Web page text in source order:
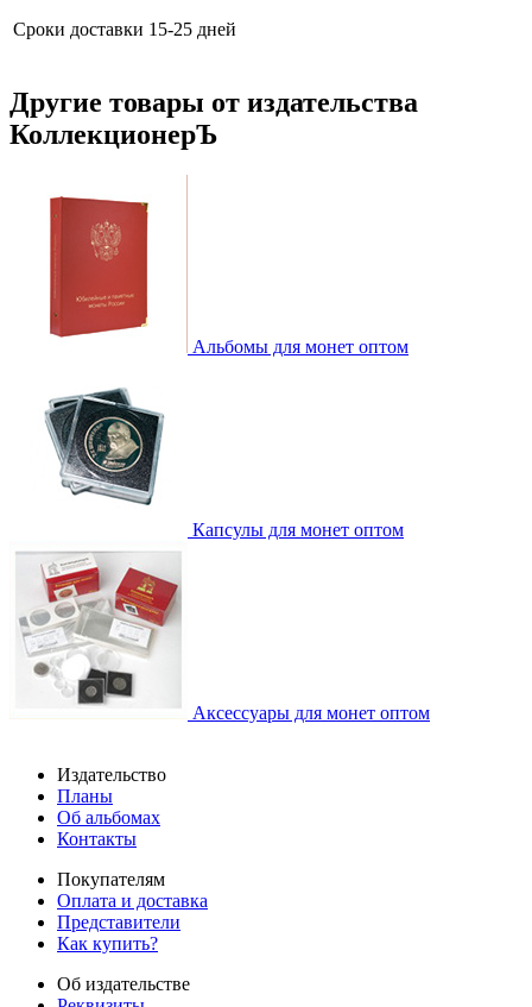
Сроки доставки 15-25 дней
Другие товары от издательства
КоллекционерЪ
Альбомы для монет оптом
Капсулы для монет оптом
Аксессуары для монет оптом
Издательство
Планы
Об альбомах
Контакты
Покупателям
Оплата и доставка
Представители
Как купить?
Об издательстве